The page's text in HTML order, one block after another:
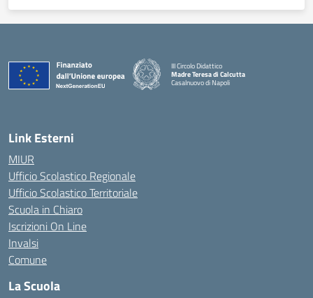
III Circolo Didattico
Madre Teresa di Calcutta
Casalnuovo di Napoli
— Visita la pagina iniziale della scuola
Link Esterni
MIUR
Ufficio Scolastico Regionale
Ufficio Scolastico Territoriale
Scuola in Chiaro
Iscrizioni On Line
Invalsi
Comune
La Scuola